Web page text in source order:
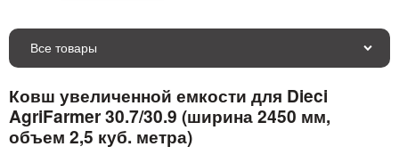
Все товары
Ковш увеличенной емкости для Dieci
AgriFarmer 30.7/30.9 (ширина 2450 мм,
объем 2,5 куб. метра)